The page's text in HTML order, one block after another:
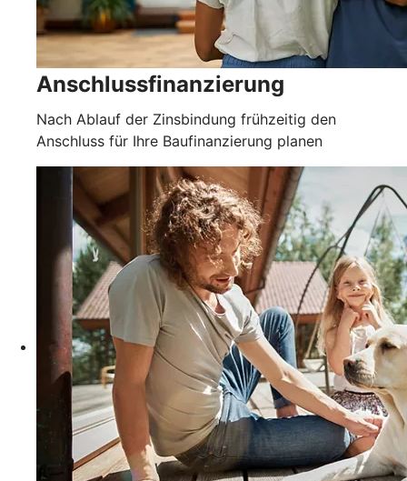
Anschlussfinanzierung
Nach Ablauf der Zinsbindung frühzeitig den
Anschluss für Ihre Baufinanzierung planen